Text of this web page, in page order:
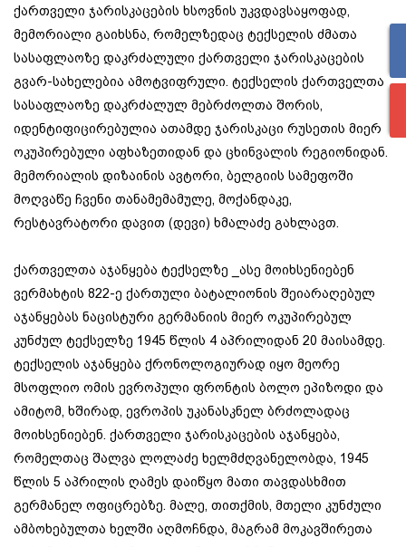
ქართველი ჯარისკაცების ხსოვნის უკვდავსაყოფად,
მემორიალი გაიხსნა, რომელზედაც ტექსელის ძმათა
სასაფლაოზე დაკრძალული ქართველი ჯარისკაცების
გვარ-სახელებია ამოტვიფრული. ტექსელის ქართველთა
სასაფლაოზე დაკრძალულ მებრძოლთა შორის,
იდენტიფიცირებულია ათამდე ჯარისკაცი რუსეთის მიერ
ოკუპირებული აფხაზეთიდან და ცხინვალის რეგიონიდან.
მემორიალის დიზაინის ავტორი, ბელგიის სამეფოში
მოღვაწე ჩვენი თანამემამულე, მოქანდაკე,
რესტავრატორი დავით (დევი) ხმალაძე გახლავთ.
ქართველთა აჯანყება ტექსელზე _ასე მოიხსენიებენ
ვერმახტის 822-ე ქართული ბატალიონის შეიარაღებულ
აჯანყებას ნაცისტური გერმანიის მიერ ოკუპირებულ
კუნძულ ტექსელზე 1945 წლის 4 აპრილიდან 20 მაისამდე.
ტექსელის აჯანყება ქრონოლოგიურად იყო მეორე
მსოფლიო ომის ევროპული ფრონტის ბოლო ეპიზოდი და
ამიტომ, ხშირად, ევროპის უკანასკნელ ბრძოლადაც
მოიხსენიებენ. ქართველი ჯარისკაცების აჯანყება,
რომელთაც შალვა ლოლაძე ხელმძღვანელობდა, 1945
წლის 5 აპრილის ღამეს დაიწყო მათი თავდასხმით
გერმანელ ოფიცრებზე. მალე, თითქმის, მთელი კუნძული
ამბოხებულთა ხელში აღმოჩნდა, მაგრამ მოკავშირეთა